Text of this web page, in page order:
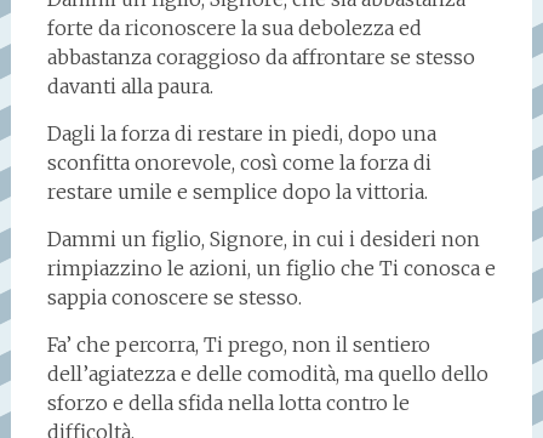
forte da riconoscere la sua debolezza ed
abbastanza coraggioso da affrontare se stesso
davanti alla paura.
Dagli la forza di restare in piedi, dopo una
sconfitta onorevole, così come la forza di
restare umile e semplice dopo la vittoria.
Dammi un figlio, Signore, in cui i desideri non
rimpiazzino le azioni, un figlio che Ti conosca e
sappia conoscere se stesso.
Fa’ che percorra, Ti prego, non il sentiero
dell’agiatezza e delle comodità, ma quello dello
sforzo e della sfida nella lotta contro le
difficoltà.